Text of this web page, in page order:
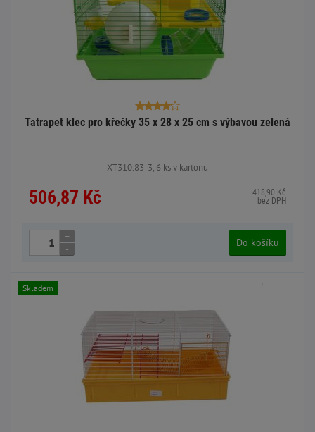
Tatrapet klec pro křečky 35 x 28 x 25 cm s výbavou zelená
XT310.83-3, 6 ks v kartonu
506,87 Kč
418,90 Kč
bez DPH
+
-
Do košíku
Skladem